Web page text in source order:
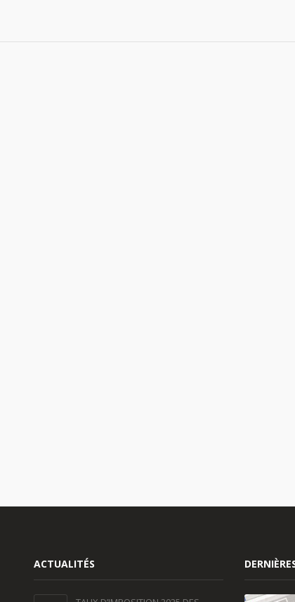
ACTUALITÉS